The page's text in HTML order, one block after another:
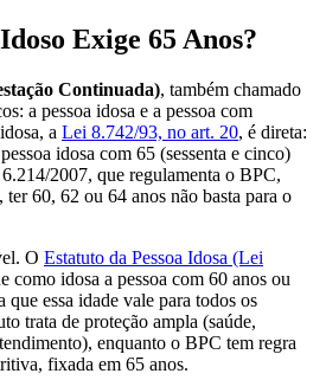
Exige 65 Anos?
Continuada), também chamado
a pessoa idosa e a pessoa com
a Lei 8.742/93, no art. 20, é direta:
idosa com 65 (sessenta e cinco)
2007, que regulamenta o BPC,
ter 60, 62 ou 64 anos não basta para o
O Estatuto da Pessoa Idosa (Lei
como idosa a pessoa com 60 anos ou
essa idade vale para todos os
trata de proteção ampla (saúde,
enquanto o BPC tem regra
fixada em 65 anos.